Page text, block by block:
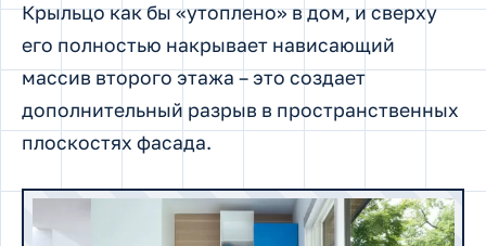
Крыльцо как бы «утоплено» в дом, и сверху
его полностью накрывает нависающий
массив второго этажа – это создает
дополнительный разрыв в пространственных
плоскостях фасада.